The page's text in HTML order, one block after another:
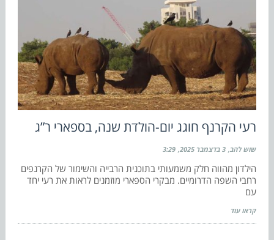
רעי הקרנף חוגג יום-הולדת שנה, בספארי ר”ג
שוש להב 3 בדצמבר 2025 3:29
הילדון מהווה חלק משמעותי בתוכנית הרבייה והשימור של הקרנפים
רחבי השפה הדרומיים. מבקרי הספארי מוזמנים לראות את רעי יחד
עם
קראו עוד